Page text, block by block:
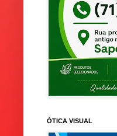
ÓTICA VISUAL